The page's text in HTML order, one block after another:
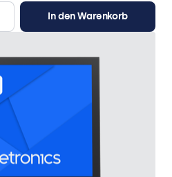
In den Warenkorb